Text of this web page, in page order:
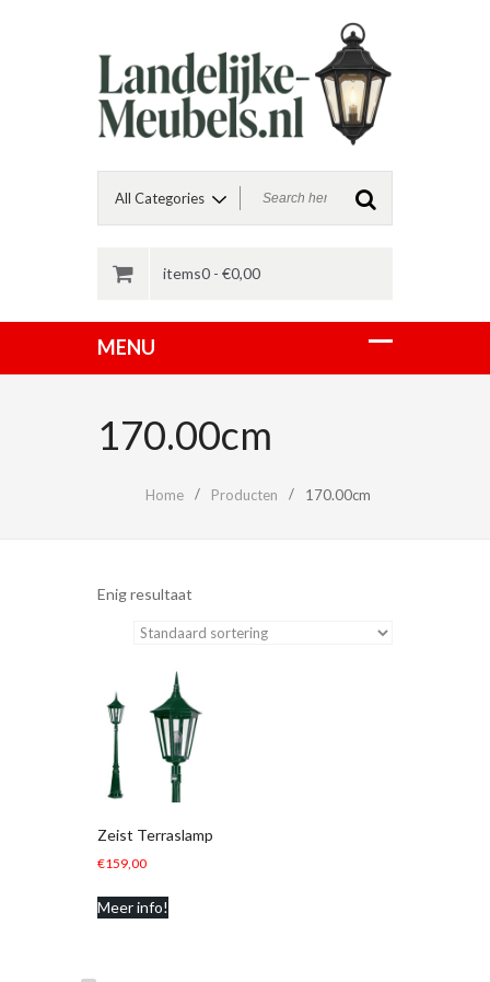
items0 - €0,00
170.00cm
Home Producten 170.00cm
Enig resultaat
Zeist Terraslamp
€159,00
Meer info!